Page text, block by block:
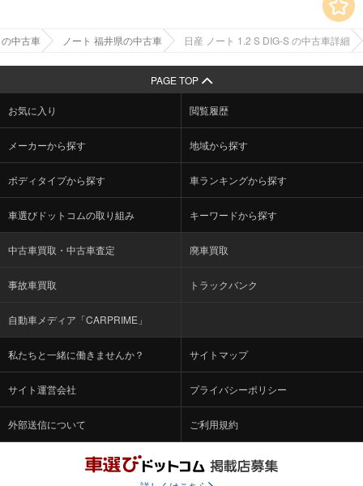
中古車 ノート 福井県の中古車 日産 ノート 1.2 S DIG-S の中古車詳細
PAGE TOP
お気に入り 閲覧履歴
メーカーから探す 地域から探す
ボディタイプから探す 車ランキングから探す
車選びドットコムの取り組み キーワードから探す
中古車買取・中古車査定 廃車買取
事故車買取 トラックバンク
自動車メディア「CARPRIME」
私たちと一緒に働きませんか？ サイトマップ
サイト運営会社 プライバシーポリシー
外部送信について ご利用規約